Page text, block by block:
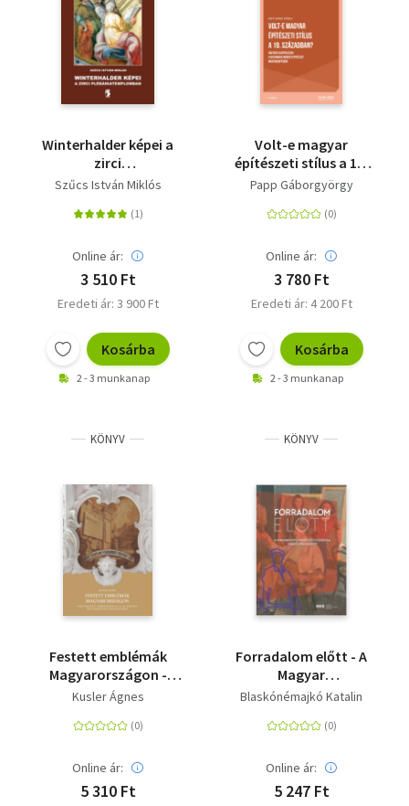
Winterhalder képei a
zirci
plébániatemplomban
Szűcs István Miklós
Online ár:
3 510 Ft
Eredeti ár: 3 900 Ft
Kosárba
2 - 3 munkanap
Volt-e magyar
építészeti stílus a 19.
században? - Változó
historikus nemzeti
megteremtésére
Papp Gáborgyörgy
Online ár:
3 780 Ft
Eredeti ár: 4 200 Ft
Kosárba
2 - 3 munkanap
KÖNYV
Festett emblémák
Magyarországon -
Alkalmazott
századi
művészetben
Kusler Ágnes
Online ár:
5 310 Ft
KÖNYV
Forradalom előtt - A
Magyar
Képzőművészeti
között
Blaskónémajkó Katalin
Online ár:
5 247 Ft